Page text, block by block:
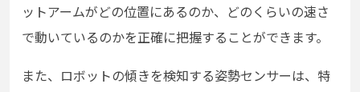
ットアームがどの位置にあるのか、どのくらいの速さ
で動いているのかを正確に把握することができます。
また、ロボットの傾きを検知する姿勢センサーは、特